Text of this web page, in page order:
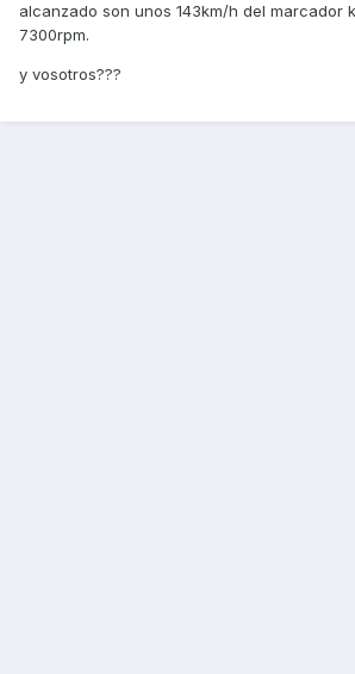
alcanzado son unos 143km/h del marcador
7300rpm.
y vosotros???